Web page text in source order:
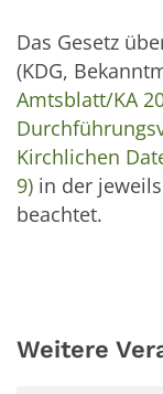
Das Gesetz
(KDG,
Amtsblatt/KA
Kirchlichen
9) in der
beachtet.
Weitere